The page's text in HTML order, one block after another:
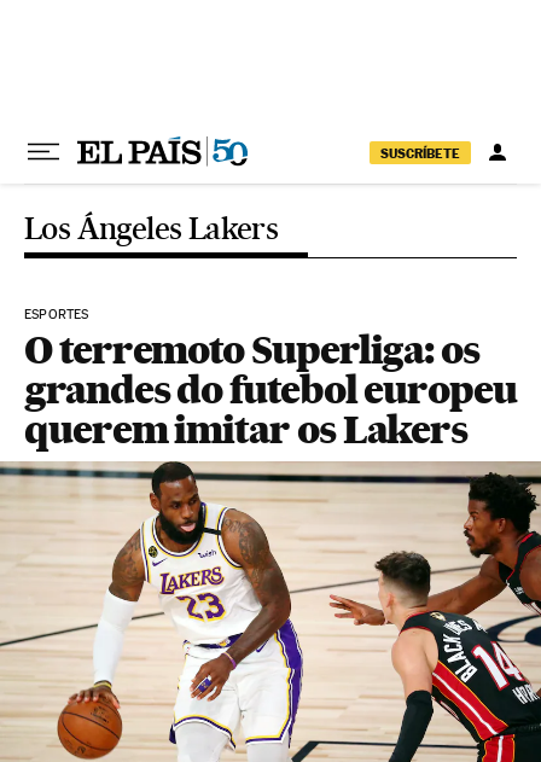
SUSCRÍBETE
Los Ángeles Lakers
ESPORTES
O terremoto Superliga: os
grandes do futebol europeu
querem imitar os Lakers